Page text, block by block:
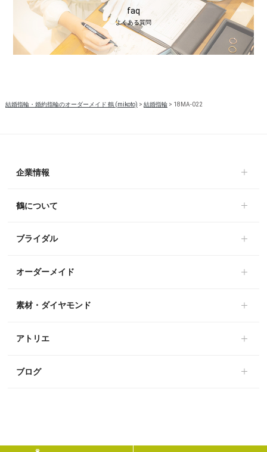
faq
よくある質問
結婚指輪・婚約指輪のオーダーメイド 鶴 (mikoto) > 結婚指輪> 18MA-022
企業情報
鶴について
ブライダル
オーダーメイド
素材・ダイヤモンド
アトリエ
ブログ